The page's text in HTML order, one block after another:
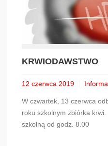
KRWIODAWSTWO
12 czerwca 2019
W czwartek, 13 czerwca
roku szkolnym zbiórka
szkolną od godz. 8.00